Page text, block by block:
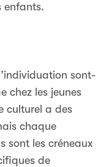
enfants.
sont-
chez les jeunes
culturel a des
chaque
sont les créneaux
de